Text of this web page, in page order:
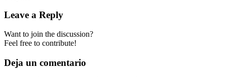
Leave a Reply
Want to join the discussion?
Feel free to contribute!
Deja un comentario